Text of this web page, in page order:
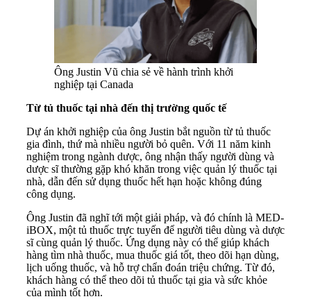
Ông Justin Vũ chia sẻ về hành trình khởi
nghiệp tại Canada
Từ tủ thuốc tại nhà đến thị trường quốc tế
Dự án khởi nghiệp của ông Justin bắt nguồn từ tủ thuốc
gia đình, thứ mà nhiều người bỏ quên. Với 11 năm kinh
nghiệm trong ngành dược, ông nhận thấy người dùng và
dược sĩ thường gặp khó khăn trong việc quản lý thuốc tại
nhà, dẫn đến sử dụng thuốc hết hạn hoặc không đúng
công dụng.
Ông Justin đã nghĩ tới một giải pháp, và đó chính là MED-
iBOX, một tủ thuốc trực tuyến để người tiêu dùng và dược
sĩ cùng quản lý thuốc. Ứng dụng này có thể giúp khách
hàng tìm nhà thuốc, mua thuốc giá tốt, theo dõi hạn dùng,
lịch uống thuốc, và hỗ trợ chẩn đoán triệu chứng. Từ đó,
khách hàng có thể theo dõi tủ thuốc tại gia và sức khỏe
của mình tốt hơn.